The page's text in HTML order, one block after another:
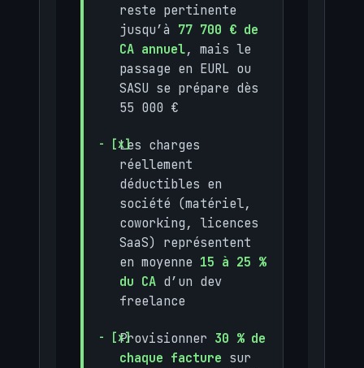
reste pertinente
jusqu’à 77 700 € de
CA annuel, mais le
passage en EURL ou
SASU se prépare dès
55 000 €
Les charges
réellement
déductibles en
société (matériel,
coworking, licences
SaaS) représentent
en moyenne 15 à 25 %
du CA d’un dev
freelance
Provisionner 30 % de
chaque facture sur